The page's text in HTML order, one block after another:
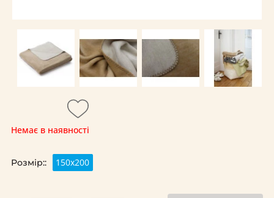
Немає в наявності
Розмір:: 150х200